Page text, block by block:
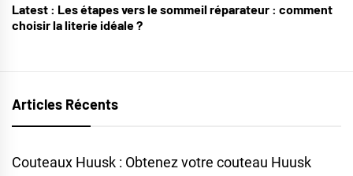
Latest : Les étapes vers le sommeil réparateur : comment
choisir la literie idéale ?
Articles Récents
Couteaux Huusk : Obtenez votre couteau Huusk